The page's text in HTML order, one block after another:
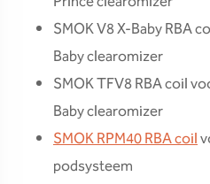
SMOK V8 X-Baby RBA
Baby clearomizer
SMOK TFV8 RBA coil
Baby clearomizer
SMOK RPM40 RBA coil
podsysteem